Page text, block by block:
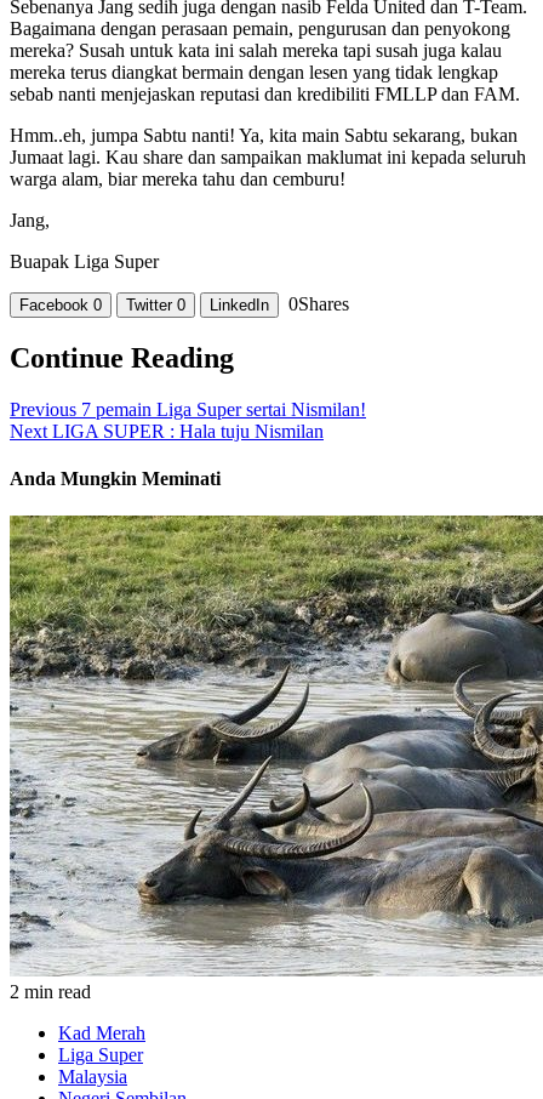
Sebenanya Jang sedih juga dengan nasib Felda United dan T-Team.
Bagaimana dengan perasaan pemain, pengurusan dan penyokong
mereka? Susah untuk kata ini salah mereka tapi susah juga kalau
mereka terus diangkat bermain dengan lesen yang tidak lengkap
sebab nanti menjejaskan reputasi dan kredibiliti FMLLP dan FAM.
Hmm..eh, jumpa Sabtu nanti! Ya, kita main Sabtu sekarang, bukan
Jumaat lagi. Kau share dan sampaikan maklumat ini kepada seluruh
warga alam, biar mereka tahu dan cemburu!
Jang,
Buapak Liga Super
Facebook 0 Twitter 0 LinkedIn 0Shares
Continue Reading
Previous 7 pemain Liga Super sertai Nismilan!
Next LIGA SUPER : Hala tuju Nismilan
Anda Mungkin Meminati
2 min read
Kad Merah
Liga Super
Malaysia